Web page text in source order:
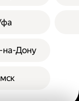
на-Дону